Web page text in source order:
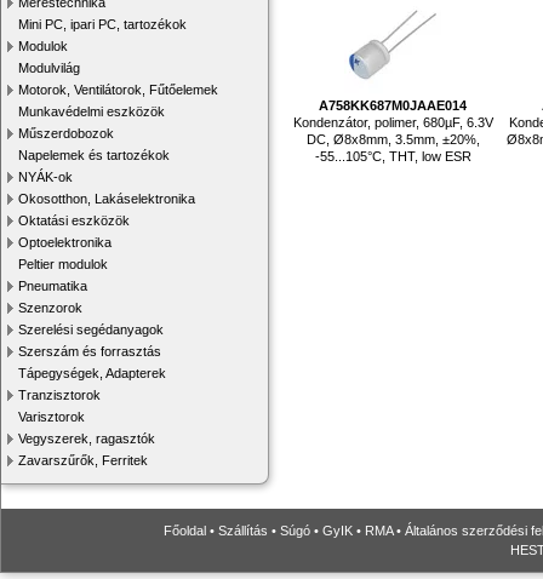
Mini PC, ipari PC, tartozékok
Modulok
Modulvilág
Motorok, Ventilátorok, Fűtőelemek
Munkavédelmi eszközök
Műszerdobozok
Napelemek és tartozékok
NYÁK-ok
Okosotthon, Lakáselektronika
Oktatási eszközök
Optoelektronika
Peltier modulok
Pneumatika
Szenzorok
Szerelési segédanyagok
Szerszám és forrasztás
Tápegységek, Adapterek
Tranzisztorok
Varisztorok
Vegyszerek, ragasztók
Zavarszűrők, Ferritek
A758KK687M0JAAE014
Kondenzátor, polimer, 680µF, 6.3V
DC, Ø8x8mm, 3.5mm, ±20%,
-55...105°C, THT, low ESR
Főoldal • Szállítás • Súgó • GyIK • RMA• Általános szerződési